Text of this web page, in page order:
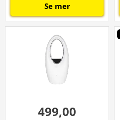
Se mer
499,00